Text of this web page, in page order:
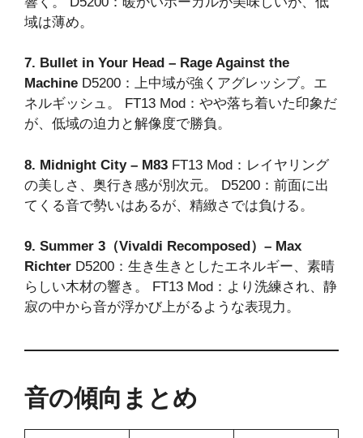
域は薄め。
7. Bullet in Your Head – Rage Against the
Machine D5200：上中域が強くアグレッシブ。エ
ネルギッシュ。 FT13 Mod：やや落ち着いた印象だ
が、低域の迫力と解像度で勝負。
8. Midnight City – M83 FT13 Mod：レイヤリング
の美しさ、奥行き感が別次元。 D5200：前面に出
てくる音で勢いはあるが、精緻さでは負ける。
9. Summer 3（Vivaldi Recomposed）– Max
Richter D5200：生き生きとしたエネルギー、素晴
らしい木材の響き。 FT13 Mod：より洗練され、静
寂の中から音が浮かび上がるような表現力。
音の傾向まとめ